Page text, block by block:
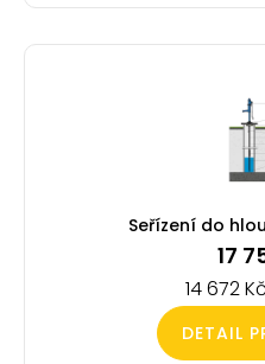
Seřízení do
17
14 672Kč
DETAIL